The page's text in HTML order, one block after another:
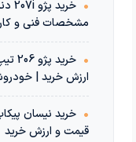
•
مشخصات فنی و
•
ارزش خرید |
•
قیمت و ارزش خرید